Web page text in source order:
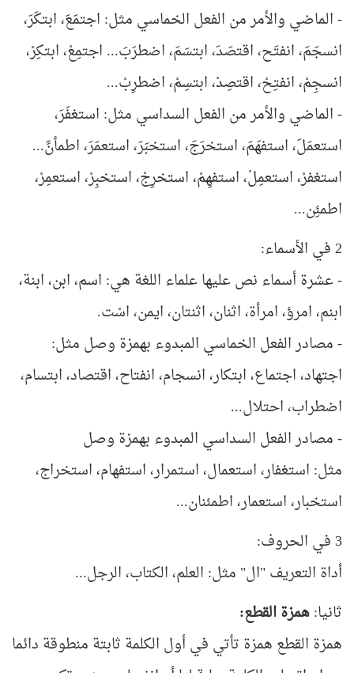
- الماضي والأمر من الفعل الخماسي مثل: اجتمَعَ، ابتكَرَ،
انسجَمَ، انفتَح، اقتصَدَ، ابتسَمَ، اضطرَبَ... اجتمِعْ، ابتكِرْ،
انسجِمْ، انفتِحْ، اقتصِدْ، ابتسِمْ، اضطرِبْ...
- الماضي والأمر من الفعل السداسي مثل: استغفَرَ،
استعمَلَ، استفهَمَ، استخرَجَ، استخبَرَ، استعمَرَ، اطمأنَّ...
استغفرْ، استعمِلْ، استفهِمْ، استخرِجْ، استخبِرْ، استعمِرْ،
اطمئِن...
2 في الأسماء:
- عشرة أسماء نص عليها علماء اللغة هي: اسم، ابن، ابنة،
ابنم، امرؤ، امرأة، اثنان، اثنتان، ايمن، اسْت.
- مصادر الفعل الخماسي المبدوء بهمزة وصل مثل:
اجتهاد، اجتماع، ابتكار، انسجام، انفتاح، اقتصاد، ابتسام،
اضطراب، احتلال...
- مصادر الفعل السداسي المبدوء بهمزة وصل
مثل: استغفار، استعمال، استمرار، استفهام، استخراج،
استخبار، استعمار، اطمئنان...
3 في الحروف:
أداة التعريف "ال" مثل: العلم، الكتاب، الرجل...
ثانيا:همزة القطع:
همزة القطع همزة تأتي في أول الكلمة ثابتة منطوقة دائما